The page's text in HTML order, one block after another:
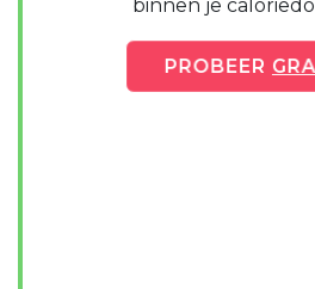
binnen je
PROBEER